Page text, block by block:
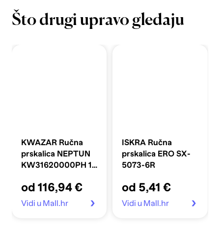
Što drugi upravo gledaju
KWAZAR Ručna
prskalica NEPTUN
KW31620000PH 15
od 116,94 €
Vidi u Mall.hr
ISKRA Ručna
prskalica ERO SX-
5073-6R
od 5,41 €
Vidi u Mall.hr